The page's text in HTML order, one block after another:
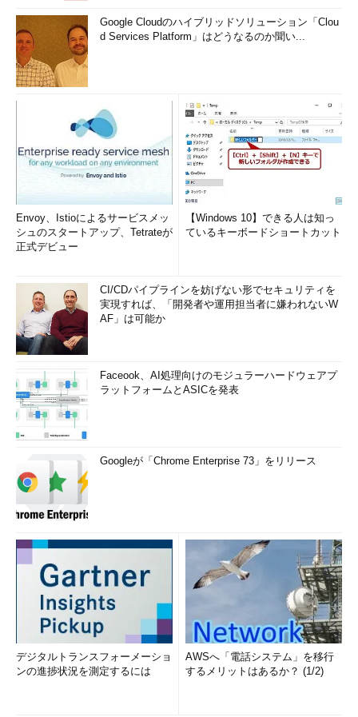
Google Cloudのハイブリッドソリューション「Clou
d Services Platform」はどうなるのか聞い...
Envoy、Istioによるサービスメッ
シュのスタートアップ、Tetrateが
正式デビュー
【Windows 10】できる人は知っ
ているキーボードショートカット
CI/CDパイプラインを妨げない形でセキュリティを
実現すれば、「開発者や運用担当者に嫌われないW
AF」は可能か
Faceook、AI処理向けのモジュラーハードウェアプ
ラットフォームとASICを発表
Googleが「Chrome Enterprise 73」をリリース
デジタルトランスフォーメーショ
ンの進捗状況を測定するには
AWSへ「電話システム」を移行
するメリットはあるか？ (1/2)